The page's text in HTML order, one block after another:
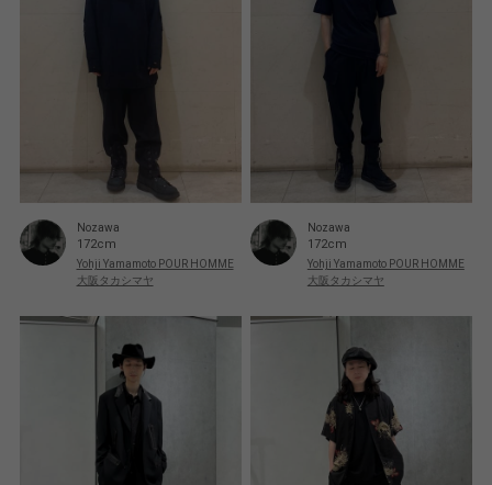
Nozawa
172cm
Yohji Yamamoto POUR HOMME
大阪タカシマヤ
Nozawa
172cm
Yohji Yamamoto POUR HOMME
大阪タカシマヤ